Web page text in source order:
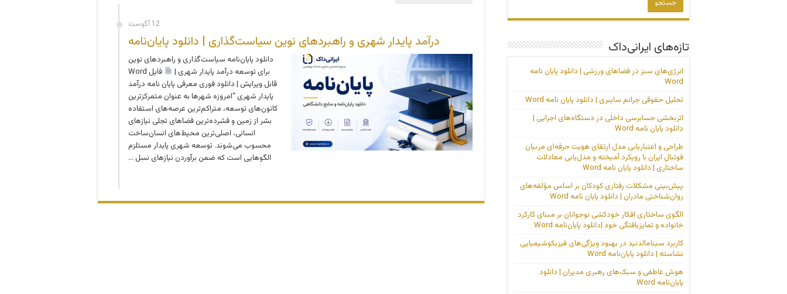
12 آگوست
درآمد پایدار شهری و راهبردهای نوین سیاست‌گذاری | دانلود پایان‌نامه
دانلود پایان‌نامه سیاست‌گذاری و راهبردهای نوین
برای توسعه درآمد پایدار شهری |
فایل Word
قابل ویرایش | دانلود فوری معرفی پایان نامه درآمد
پایدار شهری “امروزه شهرها به عنوان متمرکزترین
کانون‌های توسعه، متراکم‌ترین عرصه‌های استفاده
بشر از زمین و فشرده‌ترین فضاهای تجلی نیازهای
انسانی، اصلی‌ترین محیط‌های انسان‌ساخت
محسوب می‌شوند. توسعه شهری پایدار مستلزم
الگوهایی است که ضمن برآوردن نیازهای نسل …
تازه‌های ایرانی‌داک
انرژی‌های سبز در فضاهای ورزشی | دانلود پایان نامه
Word
تحلیل حقوقی جرائم سایبری | دانلود پایان نامه Word
اثربخشی حسابرسی داخلی در دستگاه‌های اجرایی |
دانلود پایان نامه Word
طراحی و اعتباریابی مدل ارتقای هویت حرفه‌ای مربیان
فوتبال ایران با رویکرد آمیخته و مدل‌یابی معادلات
ساختاری | دانلود پایان نامه Word
پیش‌بینی مشکلات رفتاری کودکان بر اساس مؤلفه‌های
روان‌شناختی مادران | دانلود پایان نامه Word
الگوی ساختاری افکار خودکشی نوجوانان بر مبنای کارکرد
خانواده و تمایزیافتگی خود |دانلود پایان‌نامه Word
کاربرد سینامالدئید در بهبود ویژگی‌های فیزیکوشیمیایی
نشاسته | دانلود پایان‌نامه Word
هوش عاطفی و سبک‌های رهبری مدیران | دانلود
پایان‌نامه Word